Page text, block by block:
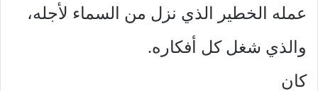
عمله الخطير الذي نزل من السماء لأجله،
والذي شغل كل أفكاره.
كان